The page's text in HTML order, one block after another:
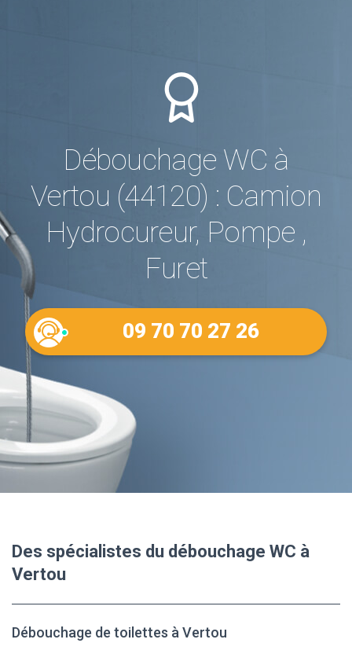
Débouchage WC à
Vertou (44120) : Camion
Hydrocureur, Pompe ,
Furet
09 70 70 27 26
Des spécialistes du débouchage WC à
Vertou
Débouchage de toilettes à Vertou